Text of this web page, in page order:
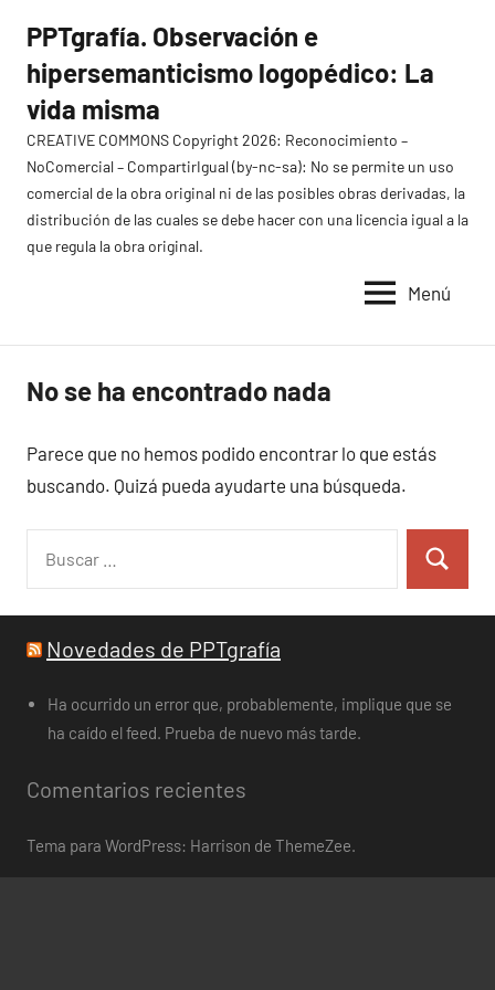
contenido
PPTgrafía. Observación e
hipersemanticismo logopédico: La
vida misma
CREATIVE COMMONS Copyright 2026: Reconocimiento –
NoComercial – CompartirIgual (by-nc-sa): No se permite un uso
comercial de la obra original ni de las posibles obras derivadas, la
distribución de las cuales se debe hacer con una licencia igual a la
que regula la obra original.
Menú
No se ha encontrado nada
Parece que no hemos podido encontrar lo que estás
buscando. Quizá pueda ayudarte una búsqueda.
Buscar
Novedades de PPTgrafía
Ha ocurrido un error que, probablemente, implique que se
ha caído el feed. Prueba de nuevo más tarde.
Comentarios recientes
Tema para WordPress: Harrison de ThemeZee.